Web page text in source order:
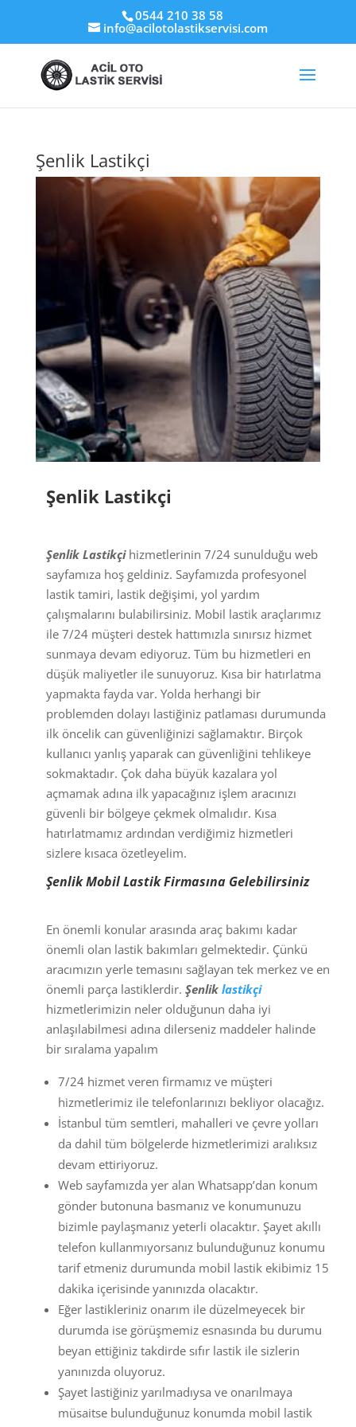
0544 210 38 58
info@acilotolastikservisi.com
Şenlik Lastikçi
Şenlik Lastikçi
Şenlik Lastikçihizmetlerinin 7/24 sunulduğu web
sayfamıza hoş geldiniz. Sayfamızda profesyonel
lastik tamiri, lastik değişimi, yol yardım
çalışmalarını bulabilirsiniz. Mobil lastik araçlarımız
ile 7/24 müşteri destek hattımızla sınırsız hizmet
sunmaya devam ediyoruz. Tüm bu hizmetleri en
düşük maliyetler ile sunuyoruz. Kısa bir hatırlatma
yapmakta fayda var. Yolda herhangi bir
problemden dolayı lastiğiniz patlaması durumunda
ilk öncelik can güvenliğinizi sağlamaktır. Birçok
kullanıcı yanlış yaparak can güvenliğini tehlikeye
sokmaktadır. Çok daha büyük kazalara yol
açmamak adına ilk yapacağınız işlem aracınızı
güvenli bir bölgeye çekmek olmalıdır. Kısa
hatırlatmamız ardından verdiğimiz hizmetleri
sizlere kısaca özetleyelim.
Şenlik Mobil Lastik Firmasına Gelebilirsiniz
En önemli konular arasında araç bakımı kadar
önemli olan lastik bakımları gelmektedir. Çünkü
aracımızın yerle temasını sağlayan tek merkez ve en
önemli parça lastiklerdir. Şenlik lastikçi
hizmetlerimizin neler olduğunun daha iyi
anlaşılabilmesi adına dilerseniz maddeler halinde
bir sıralama yapalım
7/24 hizmet veren firmamız ve müşteri
hizmetlerimiz ile telefonlarınızı bekliyor olacağız.
İstanbul tüm semtleri, mahalleri ve çevre yolları
da dahil tüm bölgelerde hizmetlerimizi aralıksız
devam ettiriyoruz.
Web sayfamızda yer alan Whatsapp’dan konum
gönder butonuna basmanız ve konumunuzu
bizimle paylaşmanız yeterli olacaktır. Şayet akıllı
telefon kullanmıyorsanız bulunduğunuz konumu
tarif etmeniz durumunda mobil lastik ekibimiz 15
dakika içerisinde yanınızda olacaktır.
Eğer lastikleriniz onarım ile düzelmeyecek bir
durumda ise görüşmemiz esnasında bu durumu
beyan ettiğiniz takdirde sıfır lastik ile sizlerin
yanınızda oluyoruz.
Şayet lastiğiniz yarılmadıysa ve onarılmaya
müsaitse bulunduğunuz konumda mobil lastik